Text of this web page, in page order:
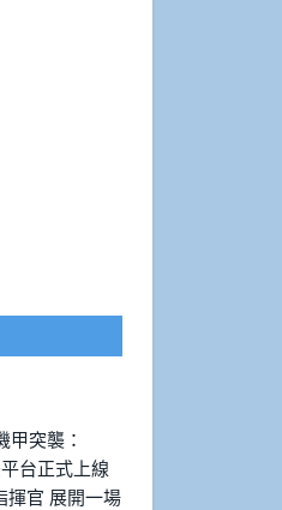
甲突襲：
台正式上線
揮官 展開一場